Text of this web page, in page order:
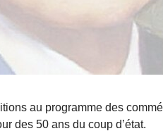
au programme des
des 50 ans du coup d’état.